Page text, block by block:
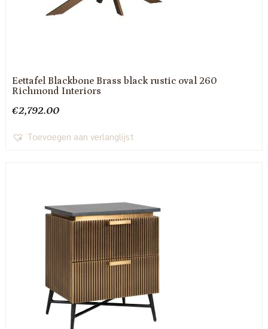
Eettafel Blackbone Brass black rustic oval 260
Richmond Interiors
€2,792.00
Toevoegen aan verlanglijst